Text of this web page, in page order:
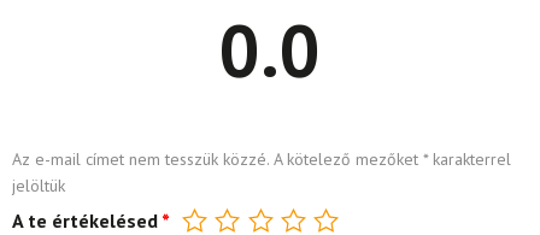
0.0
Az e-mail címet nem tesszük közzé. A kötelező mezőket *karakterrel
jelöltük
A te értékelésed *